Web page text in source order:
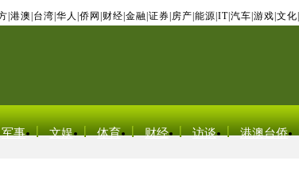
港澳 台湾 华人 侨网 财经 金融 证券 房产 能源 IT| 汽车 游戏 文化
军事 文娱 体育 财经 访谈 港澳台侨